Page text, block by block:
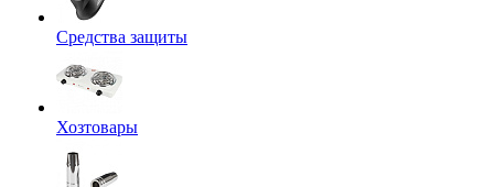
Средства защиты
Хозтовары